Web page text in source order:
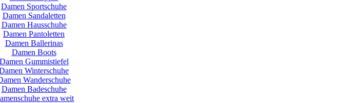
Damen Sportschuhe
Damen Sandaletten
Damen Hausschuhe
Damen Pantoletten
Damen Ballerinas
Damen Boots
Damen Gummistiefel
Winterschuhe
Wanderschuhe
Damen Badeschuhe
extra weit